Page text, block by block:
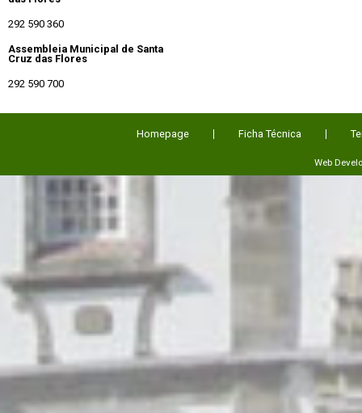
292 590 360
Assembleia Municipal de Santa
Cruz das Flores
292 590 700
Homepage Ficha Técnica
Web